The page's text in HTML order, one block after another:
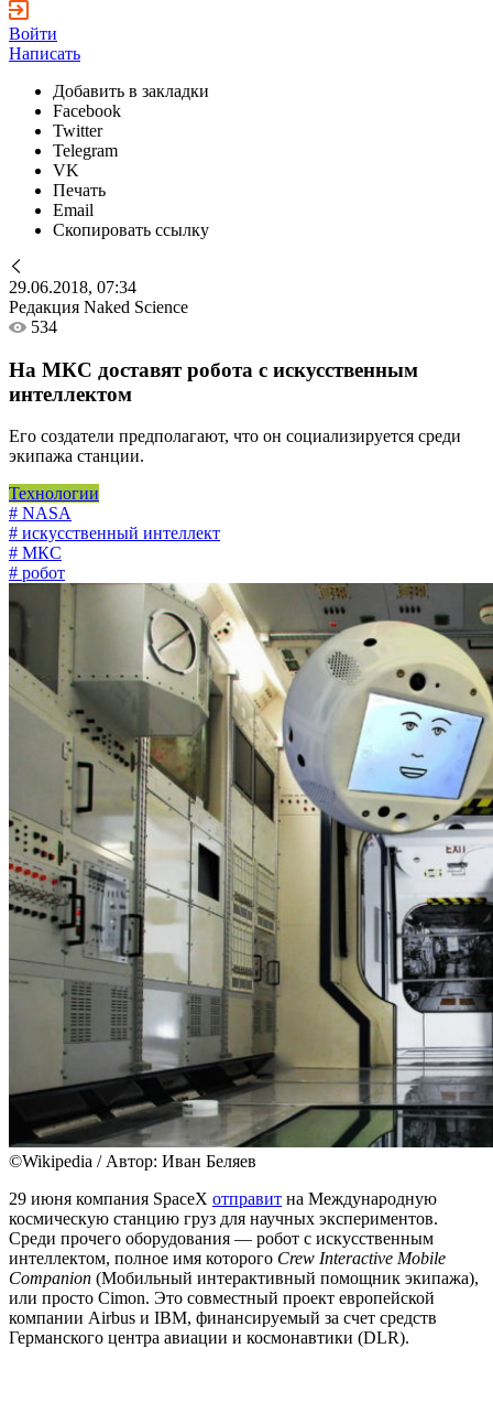
Войти
Написать
Добавить в закладки
Facebook
Twitter
Telegram
VK
Печать
Email
Скопировать ссылку
29.06.2018, 07:34
Редакция Naked Science
534
На МКС доставят робота с искусственным
интеллектом
Его создатели предполагают, что он социализируется среди
экипажа станции.
Технологии
# NASA
# искусственный интеллект
# МКС
# робот
©Wikipedia / Автор: Иван Беляев
29 июня компания SpaceX отправит на Международную
космическую станцию груз для научных экспериментов.
Среди прочего оборудования — робот с искусственным
интеллектом, полное имя которого Crew Interactive Mobile
Companion (Мобильный интерактивный помощник экипажа),
или просто Cimon. Это совместный проект европейской
компании Airbus и IBM, финансируемый за счет средств
Германского центра авиации и космонавтики (DLR).